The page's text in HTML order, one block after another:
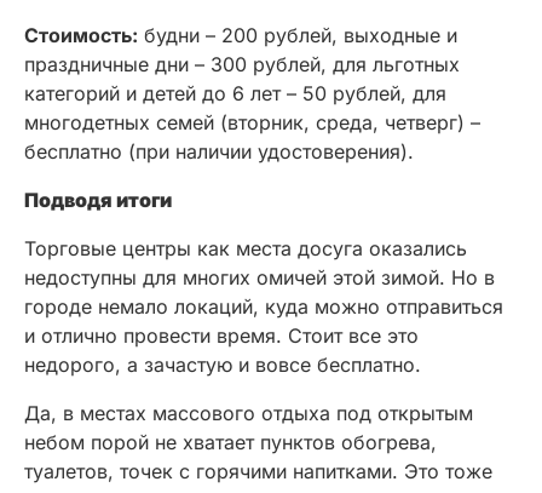
Стоимость: будни – 200 рублей, выходные и
праздничные дни – 300 рублей, для льготных
категорий и детей до 6 лет – 50 рублей, для
многодетных семей (вторник, среда, четверг) –
бесплатно (при наличии удостоверения).
Подводя итоги
Торговые центры как места досуга оказались
недоступны для многих омичей этой зимой. Но в
городе немало локаций, куда можно отправиться
и отлично провести время. Стоит все это
недорого, а зачастую и вовсе бесплатно.
Да, в местах массового отдыха под открытым
небом порой не хватает пунктов обогрева,
туалетов, точек с горячими напитками. Это тоже